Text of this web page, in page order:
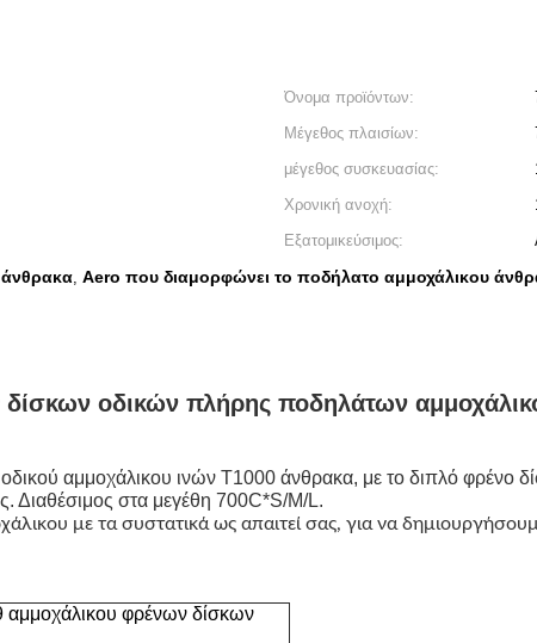
Όνομα προϊόντων:
Μέγεθος πλαισίων:
μέγεθος συσκευασίας:
Χρονική ανοχή:
Εξατομικεύσιμος:
, Aero που διαμορφώνει το ποδήλατο αμμοχάλικου
οδικών πλήρης ποδηλάτων
αμμοχάλικου ινών T1000 άνθρακα, με το διπλό
Διαθέσιμος στα μεγέθη 700C*S/M/L.
με τα συστατικά ως απαιτεί σας, για να
αμμοχάλικου φρένων δίσκων